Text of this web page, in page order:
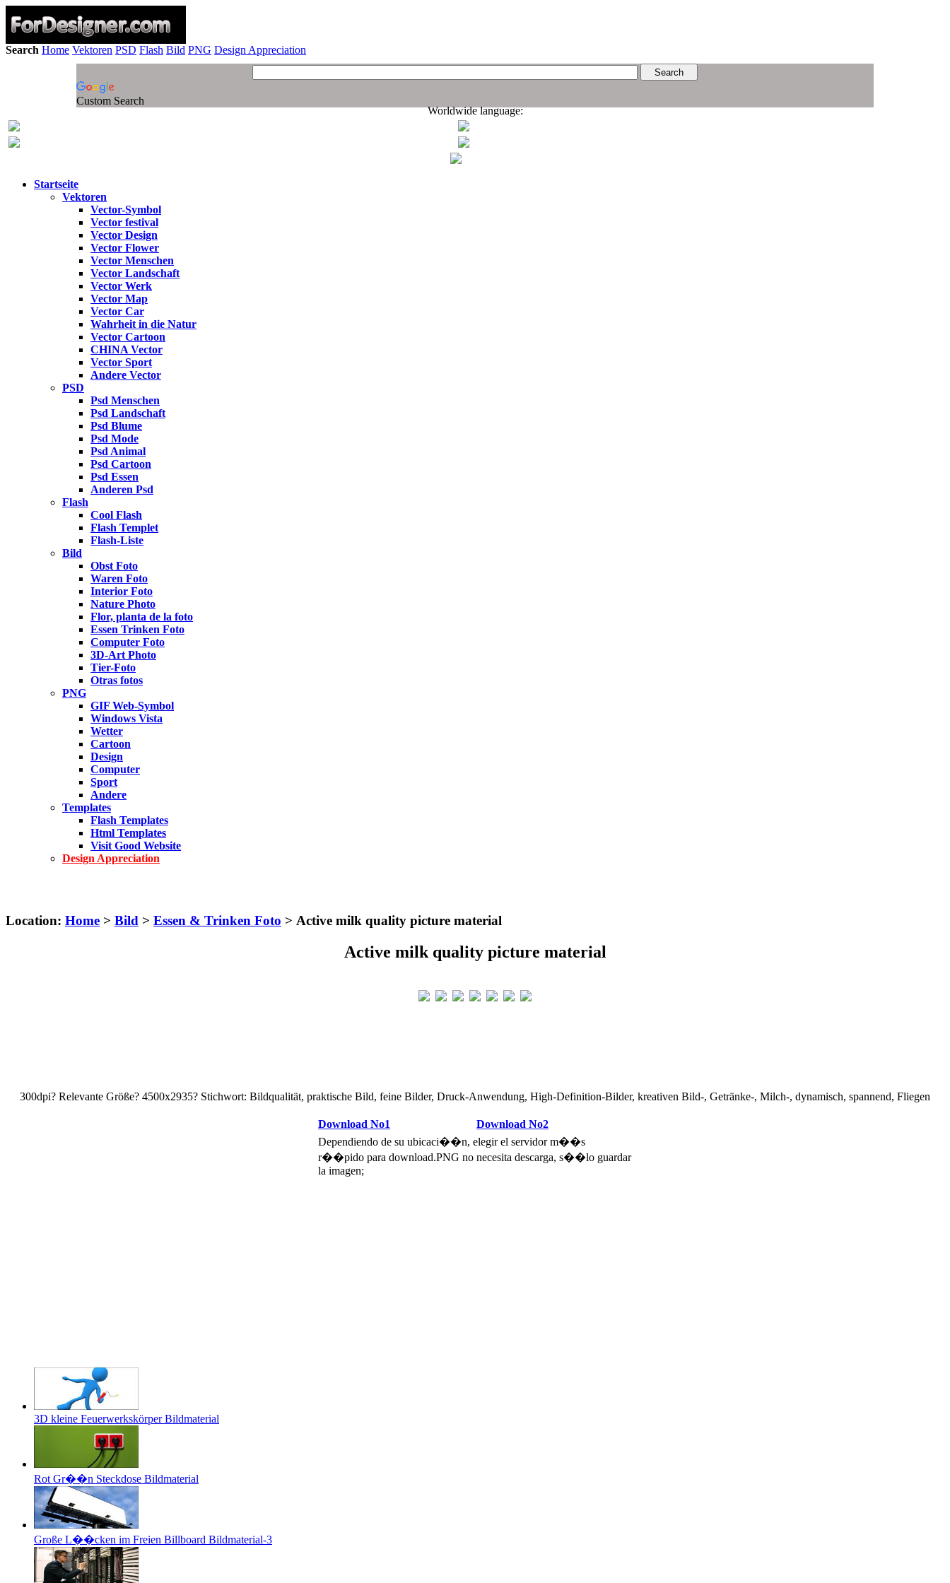
Search Home Vektoren PSD Flash Bild PNG Design Appreciation
Custom Search
Worldwide language:
Startseite
Vektoren
Vector-Symbol
Vector festival
Vector Design
Vector Flower
Vector Menschen
Vector Landschaft
Vector Werk
Vector Map
Vector Car
Wahrheit in die Natur
Vector Cartoon
CHINA Vector
Vector Sport
Andere Vector
PSD
Psd Menschen
Psd Landschaft
Psd Blume
Psd Mode
Psd Animal
Psd Cartoon
Psd Essen
Anderen Psd
Flash
Cool Flash
Flash Templet
Flash-Liste
Bild
Obst Foto
Waren Foto
Interior Foto
Nature Photo
Flor, planta de la foto
Essen Trinken Foto
Computer Foto
3D-Art Photo
Tier-Foto
Otras fotos
PNG
GIF Web-Symbol
Windows Vista
Wetter
Cartoon
Design
Computer
Sport
Andere
Templates
Flash Templates
Html Templates
Visit Good Website
Design Appreciation
Location: Home > Bild > Essen & Trinken Foto > Active milk quality picture material
Active milk quality picture material
300dpi? Relevante Größe? 4500x2935? Stichwort: Bildqualität, praktische Bild, feine Bilder, Druck-Anwendung, High-Definition-Bilder, kreativen Bild-, Getränke-, Milch-, dynamisch, spannend, Fliegen
Download No1
Download No2
Dependiendo de su ubicaci��n, elegir el servidor m��s
r��pido para download.PNG no necesita descarga, s��lo guardar
la imagen;
3D kleine Feuerwerkskörper Bildmaterial
Rot Gr��n Steckdose Bildmaterial
Große L��cken im Freien Billboard Bildmaterial-3